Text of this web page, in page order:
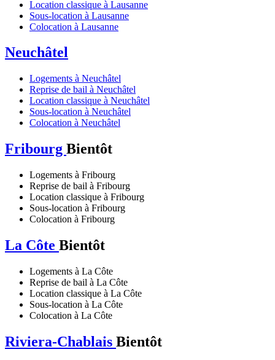
Location classique à Lausanne
Sous-location à Lausanne
Colocation à Lausanne
Neuchâtel
Logements à Neuchâtel
Reprise de bail à Neuchâtel
Location classique à Neuchâtel
Sous-location à Neuchâtel
Colocation à Neuchâtel
Fribourg Bientôt
Logements à Fribourg
Reprise de bail à Fribourg
Location classique à Fribourg
Sous-location à Fribourg
Colocation à Fribourg
La Côte Bientôt
Logements à La Côte
Reprise de bail à La Côte
Location classique à La Côte
Sous-location à La Côte
Colocation à La Côte
Riviera-Chablais Bientôt